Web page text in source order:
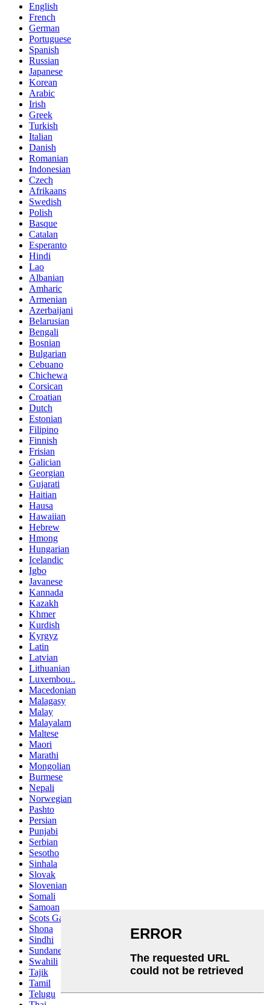
English
French
German
Portuguese
Spanish
Russian
Japanese
Korean
Arabic
Irish
Greek
Turkish
Italian
Danish
Romanian
Indonesian
Czech
Afrikaans
Swedish
Polish
Basque
Catalan
Esperanto
Hindi
Lao
Albanian
Amharic
Armenian
Azerbaijani
Belarusian
Bengali
Bosnian
Bulgarian
Cebuano
Chichewa
Corsican
Croatian
Dutch
Estonian
Filipino
Finnish
Frisian
Galician
Georgian
Gujarati
Haitian
Hausa
Hawaiian
Hebrew
Hmong
Hungarian
Icelandic
Igbo
Javanese
Kannada
Kazakh
Khmer
Kurdish
Kyrgyz
Latin
Latvian
Lithuanian
Luxembou..
Macedonian
Malagasy
Malay
Malayalam
Maltese
Maori
Marathi
Mongolian
Burmese
Nepali
Norwegian
Pashto
Persian
Punjabi
Serbian
Sesotho
Sinhala
Slovak
Slovenian
Somali
Samoan
Scots Gaelic
Shona
Sindhi
Sundanese
Swahili
Tajik
Tamil
Telugu